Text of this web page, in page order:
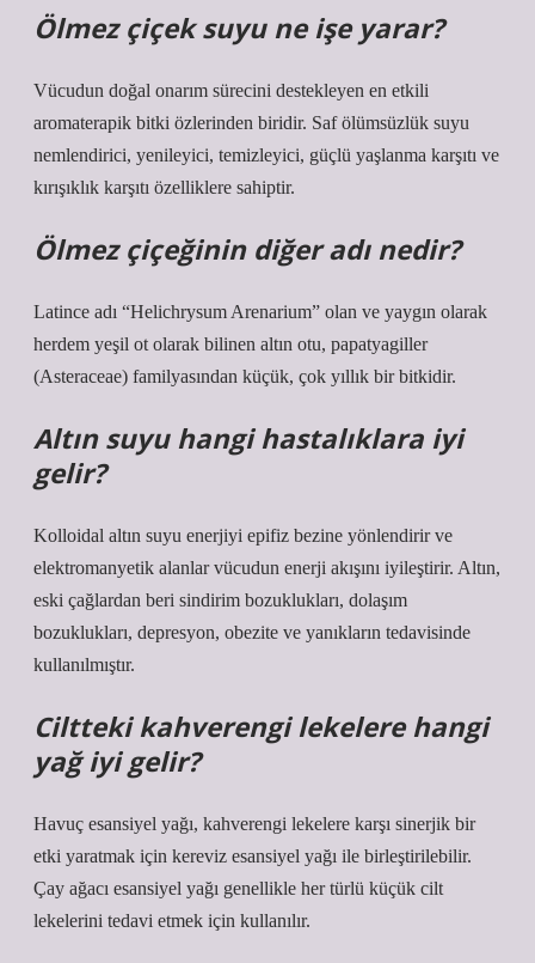
Ölmez çiçek suyu ne işe yarar?
Vücudun doğal onarım sürecini destekleyen en etkili
aromaterapik bitki özlerinden biridir. Saf ölümsüzlük suyu
nemlendirici, yenileyici, temizleyici, güçlü yaşlanma karşıtı ve
kırışıklık karşıtı özelliklere sahiptir.
Ölmez çiçeğinin diğer adı nedir?
Latince adı “Helichrysum Arenarium” olan ve yaygın olarak
herdem yeşil ot olarak bilinen altın otu, papatyagiller
(Asteraceae) familyasından küçük, çok yıllık bir bitkidir.
Altın suyu hangi hastalıklara iyi
gelir?
Kolloidal altın suyu enerjiyi epifiz bezine yönlendirir ve
elektromanyetik alanlar vücudun enerji akışını iyileştirir. Altın,
eski çağlardan beri sindirim bozuklukları, dolaşım
bozuklukları, depresyon, obezite ve yanıkların tedavisinde
kullanılmıştır.
Ciltteki kahverengi lekelere hangi
yağ iyi gelir?
Havuç esansiyel yağı, kahverengi lekelere karşı sinerjik bir
etki yaratmak için kereviz esansiyel yağı ile birleştirilebilir.
Çay ağacı esansiyel yağı genellikle her türlü küçük cilt
lekelerini tedavi etmek için kullanılır.